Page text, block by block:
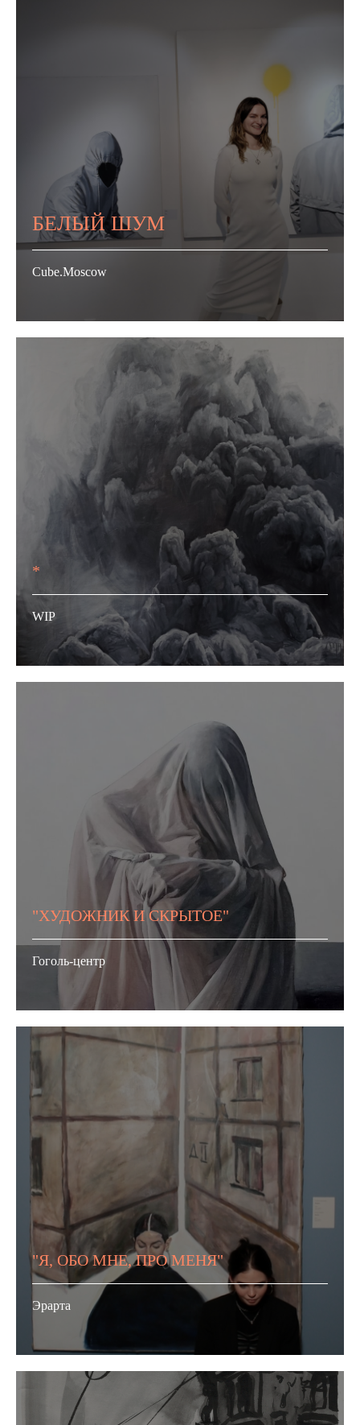
БЕЛЫЙ ШУМ
Cube.Moscow
*
WIP
"ХУДОЖНИК И СКРЫТОЕ"
Гоголь-центр
"Я, ОБО МНЕ, ПРО МЕНЯ"
Эрарта